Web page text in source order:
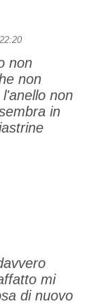
non
non
non
in
mi
di nuovo